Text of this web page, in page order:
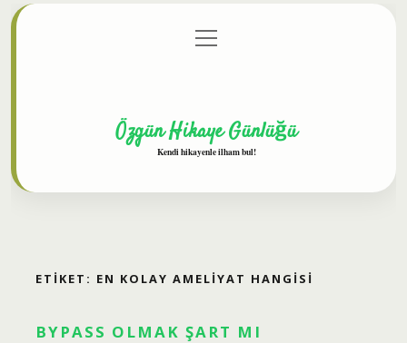
Gizlilik Politikası
menüyü
aç
Özgün Hikaye Günlüğü
Kendi hikayenle ilham bul!
ETIKET: EN KOLAY AMELIYAT HANGISI
BYPASS OLMAK ŞART MI